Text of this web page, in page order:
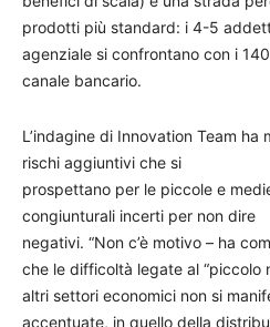
prodotti più standard: i 4-5
agenziale si confrontano con i
canale bancario.
L’indagine di Innovation Team ha
rischi aggiuntivi che si
prospettano per le piccole e
congiunturali incerti per non dire
negativi. “Non c’è motivo – ha
che le difficoltà legate al “piccolo
altri settori economici non si
accentuate, in quello della